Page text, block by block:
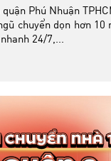
Phú Nhuận
chuyển dọn hơn 10
24/7,...